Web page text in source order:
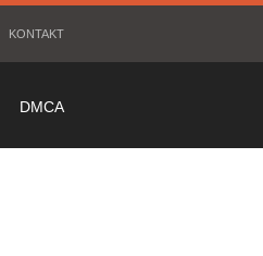
KONTAKT
DMCA